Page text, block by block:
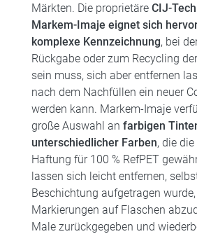
Märkten. Die proprietäreCIJ-
Markem-Imaje eignet sich
komplexe Kennzeichnung, bei
Rückgabe oder zum Recycling
sein muss, sich aber entfernen
nach dem Nachfüllen ein neuer
werden kann. Markem-Imaje
große Auswahl an farbigen
unterschiedlicher Farben, die
Haftung für 100 % RefPET
lassen sich leicht entfernen,
Beschichtung aufgetragen
Markierungen auf Flaschen
Male zurückgegeben und